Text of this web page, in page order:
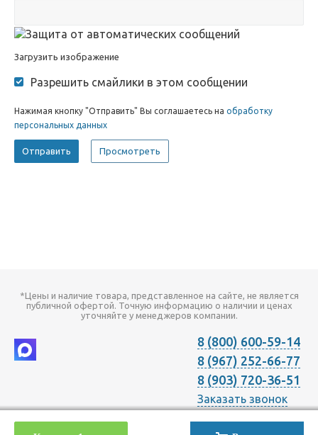
Загрузить изображение
Разрешить смайлики в этом сообщении
Нажимая кнопку "Отправить" Вы соглашаетесь на обработку
персональных данных
*Цены и наличие товара, представленное на сайте, не является
публичной офертой. Точную информацию о наличии и ценах
уточняйте у менеджеров компании.
8 (800) 600-59-14
8 (967) 252-66-77
8 (903) 720-36-51
Заказать звонок
2026 © Компания "Онлайн Климат" продажа оборудования для